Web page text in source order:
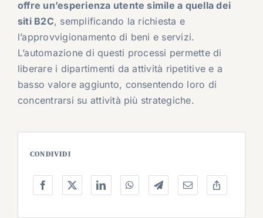
offre un’esperienza utente simile a quella dei
siti B2C, semplificando la richiesta e
l’approvvigionamento di beni e servizi.
L’automazione di questi processi permette di
liberare i dipartimenti da attività ripetitive e a
basso valore aggiunto, consentendo loro di
concentrarsi su attività più strategiche.
CONDIVIDI